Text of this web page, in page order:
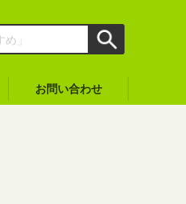
お問い合わせ